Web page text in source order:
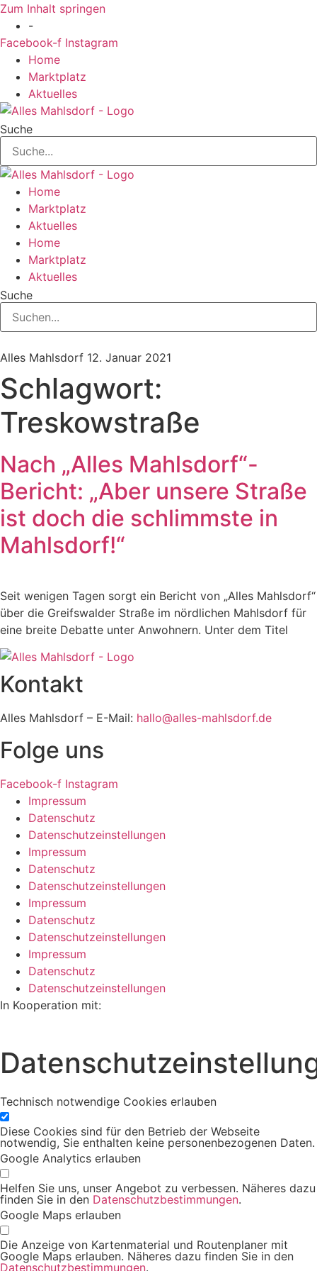
Zum Inhalt springen
-
Facebook-f Instagram
Home
Marktplatz
Aktuelles
Suche
Home
Marktplatz
Aktuelles
Home
Marktplatz
Aktuelles
Suche
Alles Mahlsdorf 12. Januar 2021
Schlagwort:
Treskowstraße
Nach „Alles Mahlsdorf“-
Bericht: „Aber unsere Straße
ist doch die schlimmste in
Mahlsdorf!“
Seit wenigen Tagen sorgt ein Bericht von „Alles Mahlsdorf“
über die Greifswalder Straße im nördlichen Mahlsdorf für
eine breite Debatte unter Anwohnern. Unter dem Titel
Kontakt
Alles Mahlsdorf – E-Mail: hallo@alles-mahlsdorf.de
Folge uns
Facebook-f Instagram
Impressum
Datenschutz
Datenschutzeinstellungen
Impressum
Datenschutz
Datenschutzeinstellungen
Impressum
Datenschutz
Datenschutzeinstellungen
Impressum
Datenschutz
Datenschutzeinstellungen
In Kooperation mit:
Technisch notwendige Cookies erlauben
Diese Cookies sind für den Betrieb der Webseite
notwendig, Sie enthalten keine personenbezogenen Daten.
Google Analytics erlauben
Helfen Sie uns, unser Angebot zu verbessen. Näheres dazu
finden Sie in den Datenschutzbestimmungen.
Google Maps erlauben
Die Anzeige von Kartenmaterial und Routenplaner mit
Google Maps erlauben. Näheres dazu finden Sie in den
Datenschutzbestimmungen.